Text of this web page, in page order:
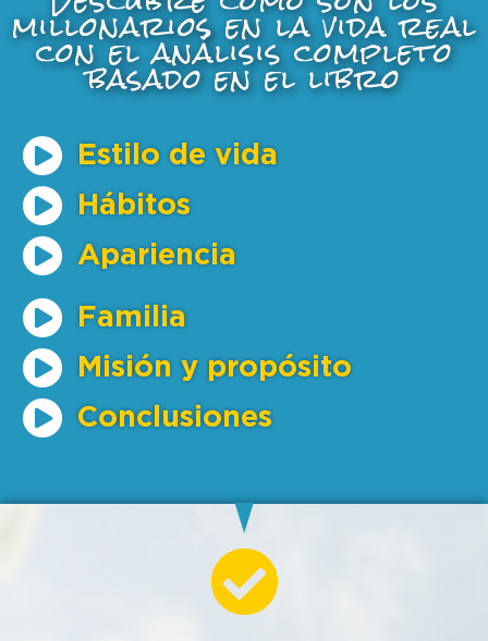
millonarios en la vida real
con el análisis completo
basado en el libro
Estilo de vida
Hábitos
Apariencia
Familia
Misión y propósito
Conclusiones